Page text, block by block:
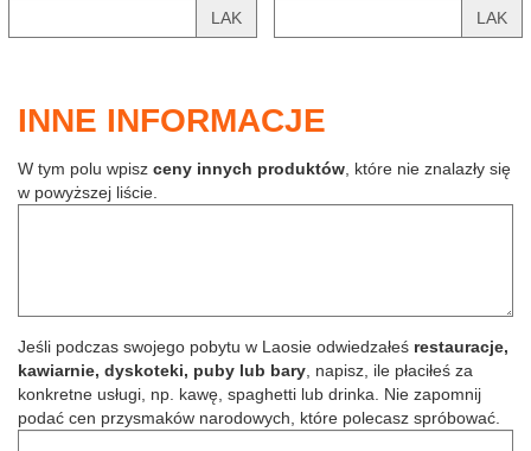
LAK
LAK
INNE INFORMACJE
W tym polu wpisz ceny innych produktów , które nie znalazły się
w powyższej liście.
Jeśli podczas swojego pobytu w Laosie odwiedzałeś restauracje,
kawiarnie, dyskoteki, puby lub bary , napisz, ile płaciłeś za
konkretne usługi, np. kawę, spaghetti lub drinka. Nie zapomnij
podać cen przysmaków narodowych , które polecasz spróbować.